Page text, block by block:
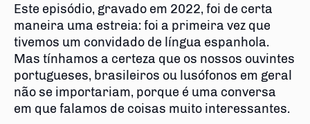
Este episódio, gravado em 2022, foi de certa
maneira uma estreia: foi a primeira vez que
tivemos um convidado de língua espanhola.
Mas tínhamos a certeza que os nossos ouvintes
portugueses, brasileiros ou lusófonos em geral
não se importariam, porque é uma conversa
em que falamos de coisas muito interessantes.